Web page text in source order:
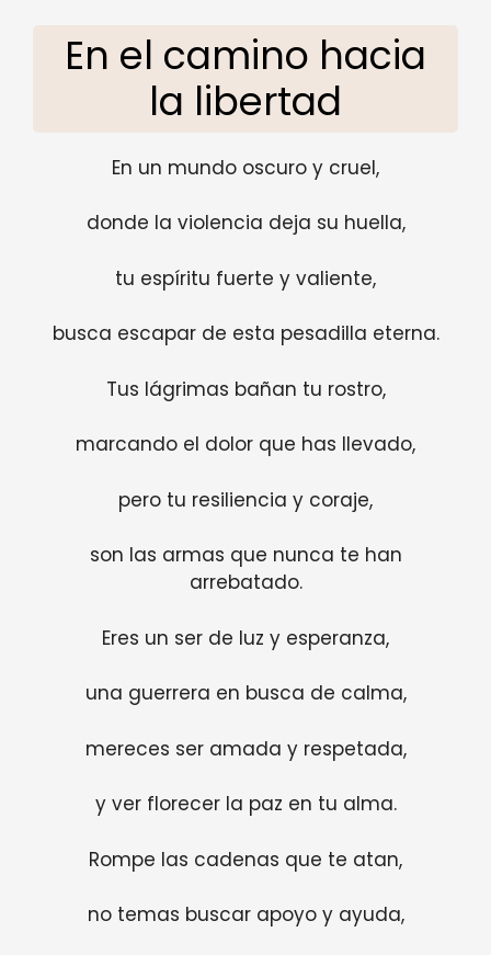
En el camino hacia
la libertad
En un mundo oscuro y cruel,
donde la violencia deja su huella,
tu espíritu fuerte y valiente,
busca escapar de esta pesadilla eterna.
Tus lágrimas bañan tu rostro,
marcando el dolor que has llevado,
pero tu resiliencia y coraje,
son las armas que nunca te han
arrebatado.
Eres un ser de luz y esperanza,
una guerrera en busca de calma,
mereces ser amada y respetada,
y ver florecer la paz en tu alma.
Rompe las cadenas que te atan,
no temas buscar apoyo y ayuda,